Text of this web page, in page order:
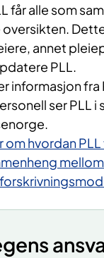
får alle som
oversikten.
annet
PLL.
informasjon
ser PLL i
om hvordan